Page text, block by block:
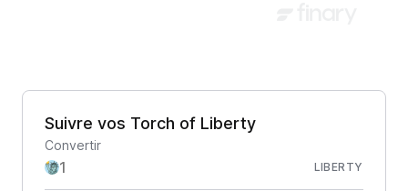
Suivre vos Torch of Liberty
Convertir
LIBERTY